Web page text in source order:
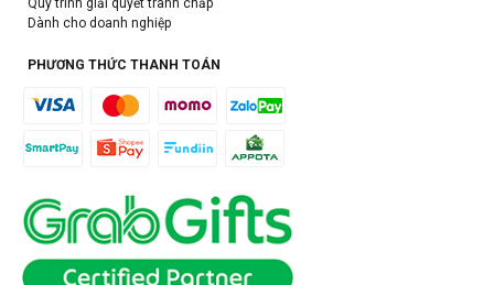
Quy trình giải quyết tranh chấp
Dành cho doanh nghiệp
PHƯƠNG THỨC THANH TOÁN